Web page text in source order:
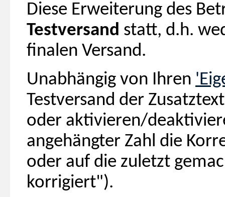
Diese Erweiterung des
Testversand statt, d.h.
finalen Versand.
Unabhängig von Ihren
Testversand der
oder aktivieren/
angehängter Zahl die
oder auf die zuletzt
korrigiert").